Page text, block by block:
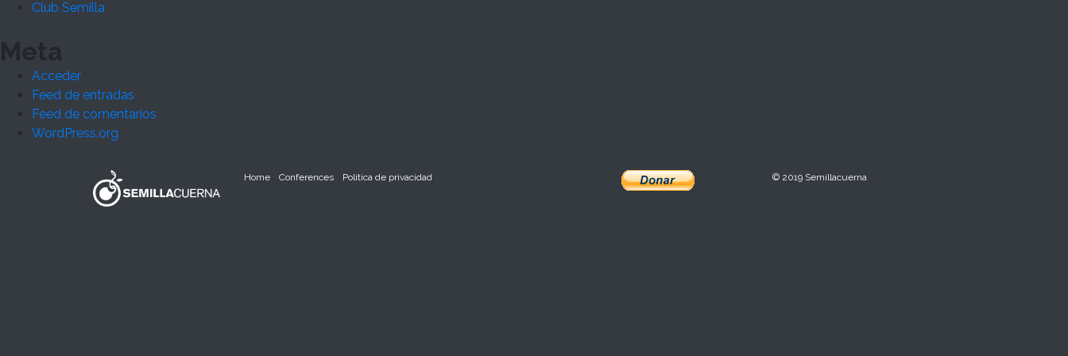
Club Semilla
Meta
Acceder
Feed de entradas
Feed de comentarios
WordPress.org
Home Conferences Política de privacidad © 2019 Semillacuerna